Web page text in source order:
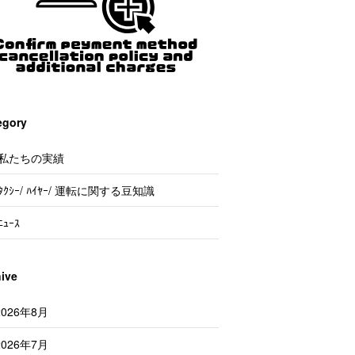
たちの実績
ｸｼｰ/ ﾊｲﾔｰ/ 運転に関する豆知識
ｭｰｽ
年8月
年7月